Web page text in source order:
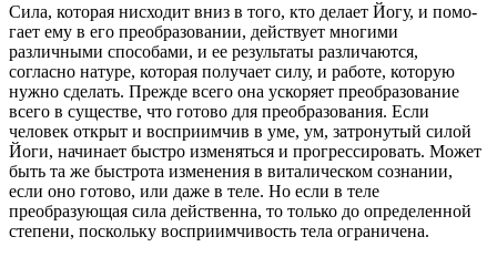
Сила, которая нисходит вниз в того, кто делает Йогу, и помо­
гает ему в его преобразовании, действует многими
различными спосо­бами, и ее результаты различаются,
согласно натуре, которая получает силу, и работе, которую
нужно сделать. Прежде всего она ускоряет преобразование
всего в существе, что готово для преобразования. Если
человек открыт и восприимчив в уме, ум, затронутый силой
Йоги, начинает быстро изменяться и прогрессировать. Может
быть та же быстрота изменения в виталическом сознании,
если оно готово, или даже в теле. Но если в теле
преобразующая сила действенна, то только до определенной
степени, поскольку восприимчивость тела ограниче­на.